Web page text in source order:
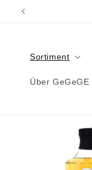
zum
Sortiment
Über GeGeGE